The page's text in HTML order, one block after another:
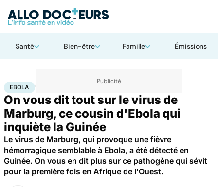
Santé Bien-être Famille Émissions
Accueil Santé
EBOLA
On vous dit tout sur le virus de
Marburg, ce cousin d'Ebola qui
inquiète la Guinée
Le virus de Marburg, qui provoque une fièvre
hémorragique semblable à Ebola, a été détecté en
Guinée. On vous en dit plus sur ce pathogène qui sévit
pour la première fois en Afrique de l'Ouest.